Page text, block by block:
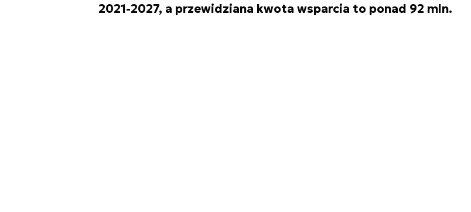
2021-2027, a przewidziana kwota wsparcia to ponad 92 mln.